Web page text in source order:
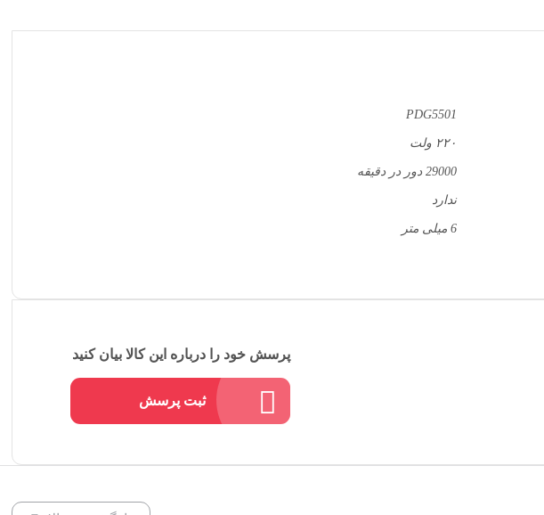
PDG5501
۲۲۰ ولت
29000 دور در دقیقه
ندارد
6 میلی متر
پرسش خود را درباره این کالا بیان کنید
ثبت پرسش